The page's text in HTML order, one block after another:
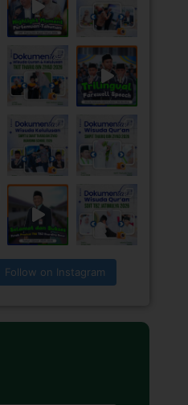
Follow on Instagram